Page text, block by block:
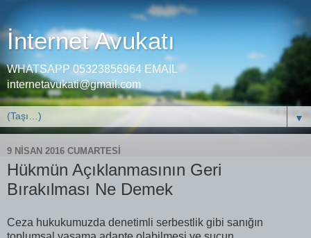
İnternet Avukatı
WHATSAPP 05323856964 EMAIL
internetavukati@gmail.com
▼
9 NISAN 2016 CUMARTESI
Hükmün Açıklanmasının Geri
Bırakılması Ne Demek
Ceza hukukumuzda denetimli serbestlik gibi sanığın